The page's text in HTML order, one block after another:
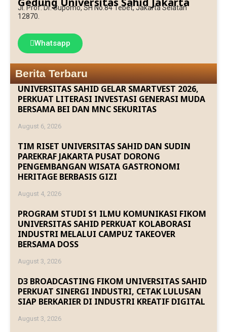
Jl. Prof. Dr. Supomo, SH No.84 Tebet, Jakarta Selatan
12870.
Whatsapp
Berita Terbaru
UNIVERSITAS SAHID GELAR SMARTVEST 2026,
PERKUAT LITERASI INVESTASI GENERASI MUDA
BERSAMA BEI DAN MNC SEKURITAS
August 6, 2026
TIM RISET UNIVERSITAS SAHID DAN SUDIN
PAREKRAF JAKARTA PUSAT DORONG
PENGEMBANGAN WISATA GASTRONOMI
HERITAGE BERBASIS GIZI
August 4, 2026
PROGRAM STUDI S1 ILMU KOMUNIKASI FIKOM
UNIVERSITAS SAHID PERKUAT KOLABORASI
INDUSTRI MELALUI CAMPUZ TAKEOVER
BERSAMA DOSS
August 3, 2026
D3 BROADCASTING FIKOM UNIVERSITAS SAHID
PERKUAT SINERGI INDUSTRI, CETAK LULUSAN
SIAP BERKARIER DI INDUSTRI KREATIF DIGITAL
August 3, 2026